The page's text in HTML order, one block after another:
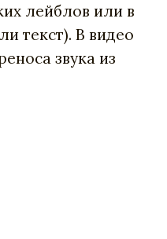
лейблов или в
текст). В видео
звука из